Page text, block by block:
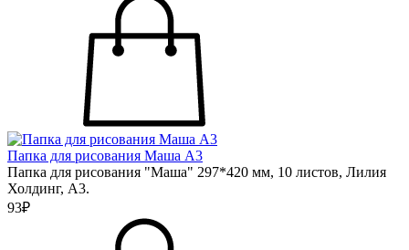
Папка для рисования Маша А3
Папка для рисования "Маша" 297*420 мм, 10 листов, Лилия
Холдинг, А3.
93₽